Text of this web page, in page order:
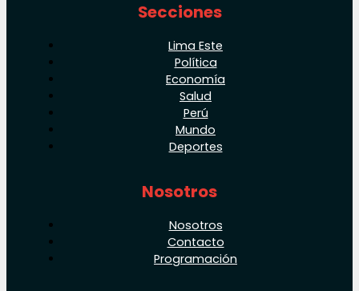
Secciones
Lima Este
Política
Economía
Salud
Perú
Mundo
Deportes
Nosotros
Nosotros
Contacto
Programación